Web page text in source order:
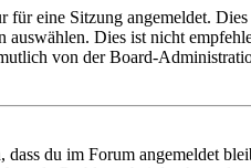
eine Sitzung angemeldet.
Dies ist nicht
von der Board-
du im Forum angemeldet